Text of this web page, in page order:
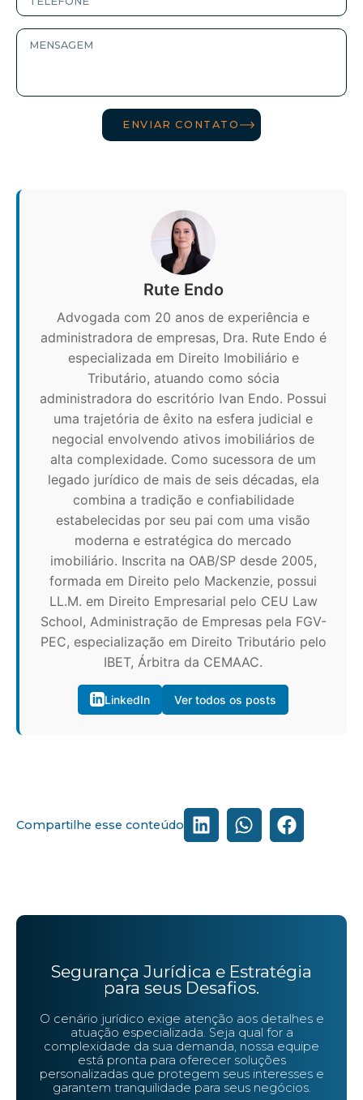
ENVIAR CONTATO
Rute Endo
Advogada com 20 anos de experiência e
administradora de empresas, Dra. Rute Endo é
especializada em Direito Imobiliário e
Tributário, atuando como sócia
administradora do escritório Ivan Endo. Possui
uma trajetória de êxito na esfera judicial e
negocial envolvendo ativos imobiliários de
alta complexidade. Como sucessora de um
legado jurídico de mais de seis décadas, ela
combina a tradição e confiabilidade
estabelecidas por seu pai com uma visão
moderna e estratégica do mercado
imobiliário. Inscrita na OAB/SP desde 2005,
formada em Direito pelo Mackenzie, possui
LL.M. em Direito Empresarial pelo CEU Law
School, Administração de Empresas pela FGV-
PEC, especialização em Direito Tributário pelo
IBET, Árbitra da CEMAAC.
LinkedIn Ver todos os posts
Compartilhe esse conteúdo
Segurança Jurídica e Estratégia
para seus Desafios.
O cenário jurídico exige atenção aos detalhes e
atuação especializada. Seja qual for a
complexidade da sua demanda, nossa equipe
está pronta para oferecer soluções
personalizadas que protegem seus interesses e
garantem tranquilidade para seus negócios.